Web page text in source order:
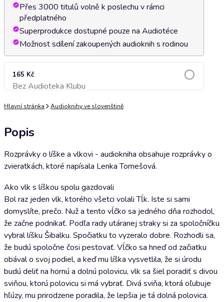
Přes 3000 titulů volně k poslechu v rámci
předplatného
Superprodukce dostupné pouze na Audiotéce
Možnost sdílení zakoupených audioknih s rodinou
165 Kč
Bez Audioteka KlubuPřidat do košíku
Hlavní stránka Audioknihy ve slovenštině
Popis
Rozprávky o líške a vlkovi - audiokniha obsahuje rozprávky o
zvieratkách, ktoré napísala Lenka Tomešová.
Ako vlk s líškou spolu gazdovali
Bol raz jeden vlk, ktorého všetci volali Tĺk. Iste si sami
domyslíte, prečo. Nuž a tento vĺčko sa jedného dňa rozhodol,
že začne podnikať. Podľa rady utáranej straky si za spoločníčku
vybral líšku Šibalku. Spočiatku to vyzeralo dobre. Rozhodli sa,
že budú spoločne čosi pestovať. Vĺčko sa hneď od začiatku
obával o svoj podiel, a keď mu líška vysvetlila, že si úrodu
budú deliť na hornú a dolnú polovicu, vlk sa šiel poradiť s divou
sviňou, ktorú polovicu si má vybrať. Divá sviňa, ktorá oľubuje
hľúzy, mu prirodzene poradila, že lepšia je tá dolná polovica.